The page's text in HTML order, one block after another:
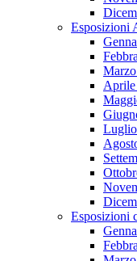
Esposizioni
Esposizioni